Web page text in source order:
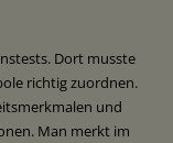
Dort musste
richtig zuordnen.
und
Man merkt im